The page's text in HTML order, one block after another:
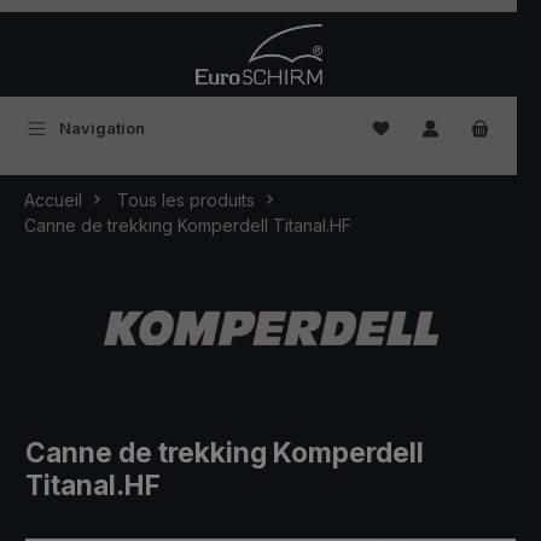
Navigation Vous avez 0
Accueil
Tous les produits
Canne de trekking Komperdell Titanal.HF
Canne de trekking Komperdell
Titanal.HF